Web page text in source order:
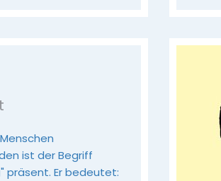
ist der Begriff
präsent. Er bedeutet: